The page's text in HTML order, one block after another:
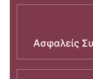
Ασφαλείς